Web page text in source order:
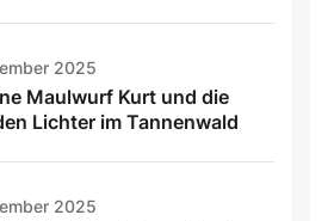
2025
Maulwurf Kurt und die
Lichter im Tannenwald
2025